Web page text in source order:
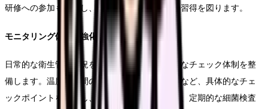
研修への参加も推進し、最新の衛生管理知識の習得を図ります。
モニタリング体制の強化
日常的な衛生管理状況を確認するため、効果的なチェック体制を整
備します。温度や時間の記録、清掃状況の確認など、具体的なチェ
ックポイントを設定し、記録を残します。また、定期的な細菌検査